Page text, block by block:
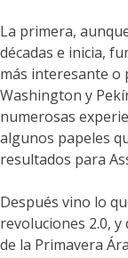
La primera,
décadas e inicia,
más interesante o
Washington y
numerosas
algunos papeles
resultados para
Después vino lo
revoluciones 2.0,
de la Primavera